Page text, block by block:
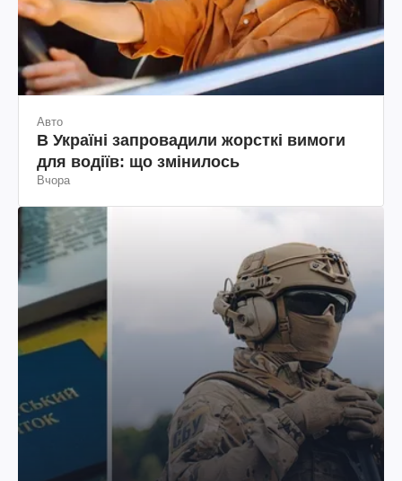
Авто
В Україні запровадили жорсткі вимоги
для водіїв: що змінилось
Вчора